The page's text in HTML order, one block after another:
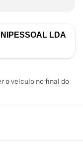
LDA
o veículo no final do